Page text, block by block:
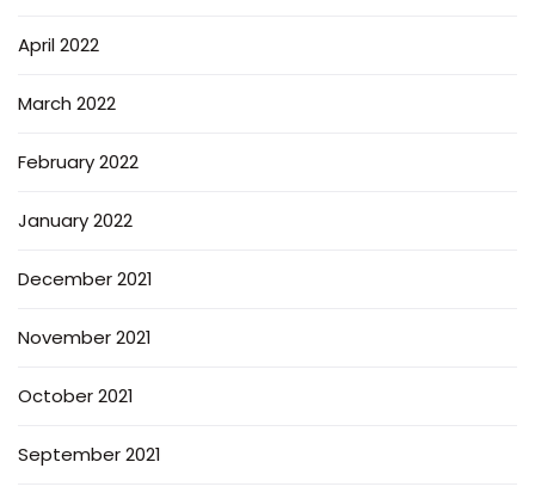
April 2022
March 2022
February 2022
January 2022
December 2021
November 2021
October 2021
September 2021